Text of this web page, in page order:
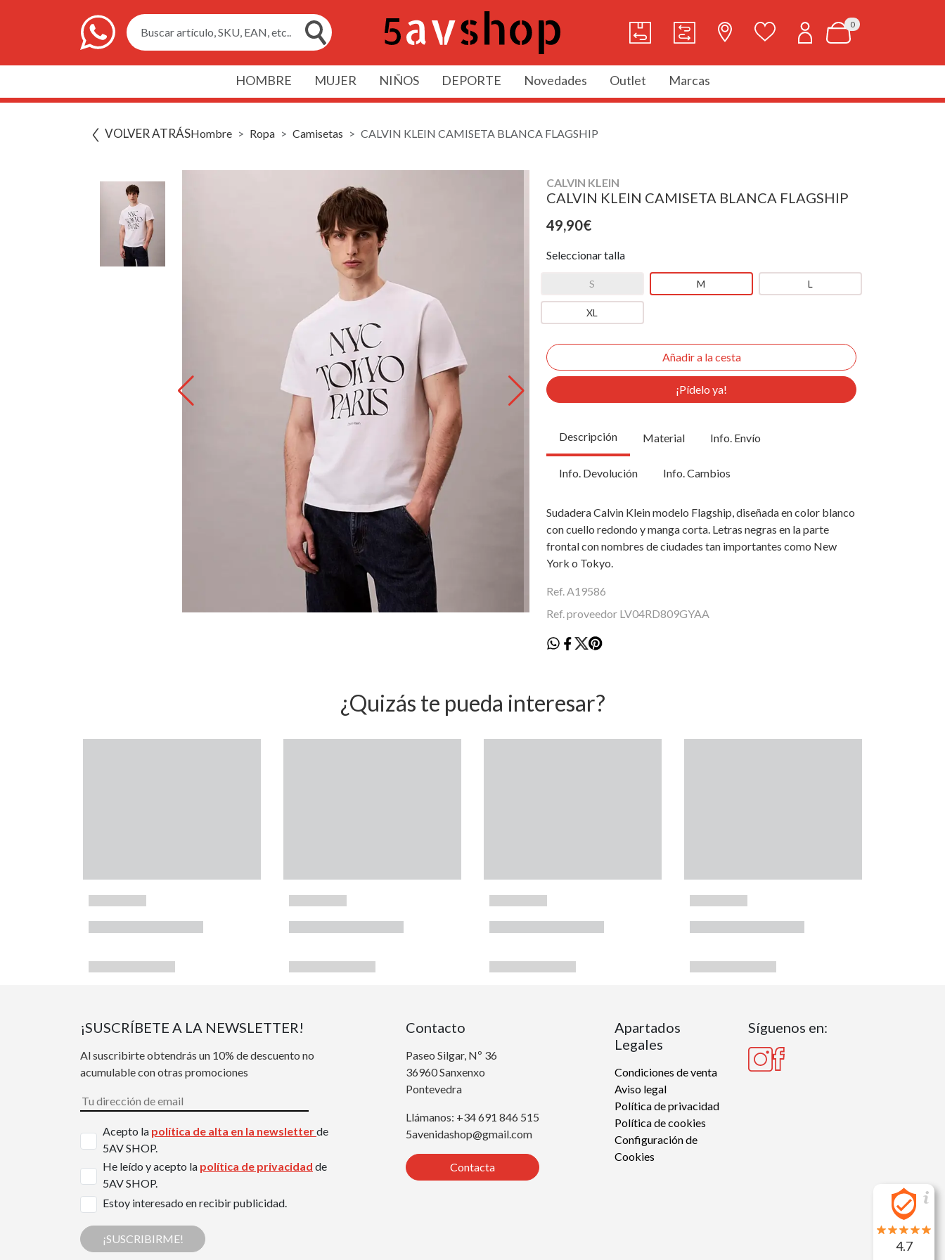
Buscar artículo, SKU, EAN, etc..
0
HOMBRE MUJER NIÑOS DEPORTE Novedades Outlet Marcas
VOLVER ATRÁSHombre Ropa Camisetas CALVIN KLEIN CAMISETA BLANCA FLAGSHIP
CALVIN KLEIN
CALVIN KLEIN CAMISETA BLANCA FLAGSHIP
49,90€
Seleccionar talla
S M L
XL
¡Pídelo ya!
Descripción Material Info. Envío
Info. Devolución Info. Cambios
Sudadera Calvin Klein modelo Flagship, diseñada en color blanco
con cuello redondo y manga corta. Letras negras en la parte
frontal con nombres de ciudades tan importantes como New
York o Tokyo.
Ref. A19586
Ref. proveedor LV04RD809GYAA
¿Quizás te pueda interesar?
¡SUSCRÍBETE A LA NEWSLETTER!
Al suscribirte obtendrás un 10% de descuento no
acumulable con otras promociones
Acepto la política de alta en la newsletterde
5AV SHOP.
He leído y acepto la política de privacidad de
5AV SHOP.
Estoy interesado en recibir publicidad.
¡SUSCRIBIRME!
Contacto
Paseo Silgar, Nº 36
36960 Sanxenxo
Pontevedra
Llámanos: +34 691 846 515
5avenidashop@gmail.com
Contacta
Apartados
Legales
Condiciones de venta
Aviso legal
Política de privacidad
Política de cookies
Configuración de
Cookies
Síguenos en:
4.7